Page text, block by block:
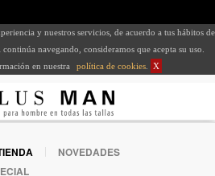
y nuestros servicios, de acuerdo a tus hábitos de
navegando, consideramos que acepta su uso.
en nuestra
política de cookies X
NOVEDADES